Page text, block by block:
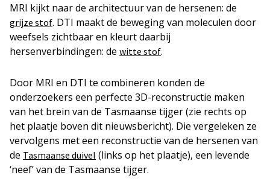
MRI kijkt naar de architectuur van de hersenen: de
grijze stof. DTI maakt de beweging van moleculen door
weefsels zichtbaar en kleurt daarbij
hersenverbindingen: de witte stof.
Door MRI en DTI te combineren konden de
onderzoekers een perfecte 3D-reconstructie maken
van het brein van de Tasmaanse tijger (zie rechts op
het plaatje boven dit nieuwsbericht). Die vergeleken ze
vervolgens met een reconstructie van de hersenen van
de Tasmaanse duivel (links op het plaatje), een levende
‘neef’ van de Tasmaanse tijger.